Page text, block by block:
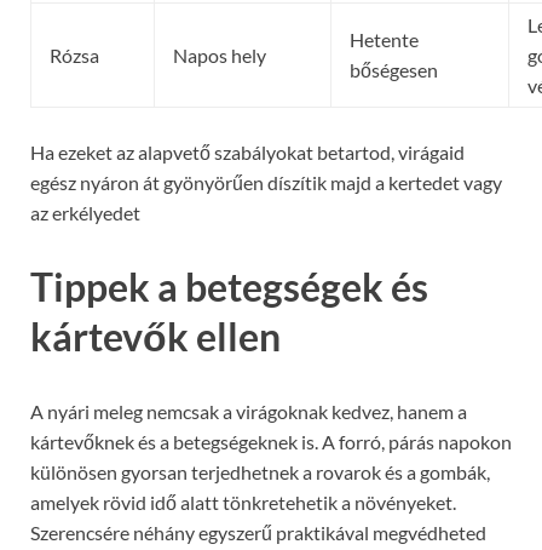
Rózsa Napos hely
Hetente
bőségesen
Ha ezeket az alapvető szabályokat betartod, virágaid
egész nyáron át gyönyörűen díszítik majd a kertedet vagy
az erkélyedet
Tippek a betegségek és
kártevők ellen
A nyári meleg nemcsak a virágoknak kedvez, hanem a
kártevőknek és a betegségeknek is. A forró, párás napokon
különösen gyorsan terjedhetnek a rovarok és a gombák,
amelyek rövid idő alatt tönkretehetik a növényeket.
Szerencsére néhány egyszerű praktikával megvédheted